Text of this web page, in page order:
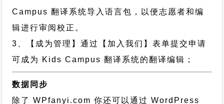
Campus 翻译系统导入语言包，以便志愿者和编
辑进行审阅校正。
3、【成为管理】通过【加入我们】表单提交申请
可成为 Kids Campus 翻译系统的翻译编辑；
数据同步
除了 WPfanyi.com 你还可以通过WordPress